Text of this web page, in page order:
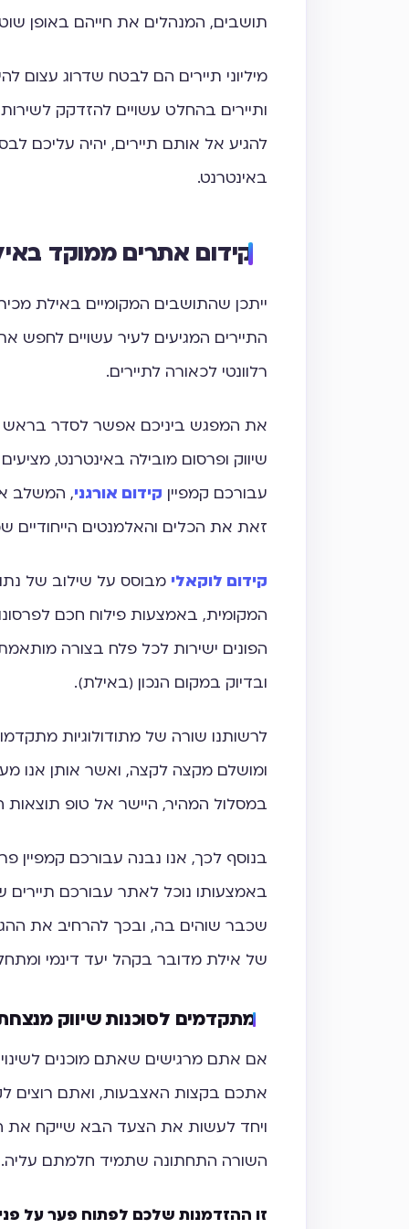
תושבים, המנהלים את חייהם באופן
מיליוני תיירים הם לבטח שדרוג עצום
ותיירים בהחלט עשויים להזדקק
להגיע אל אותם תיירים, יהיה
באינטרנט.
קידום אתרים ממוקד
ייתכן שהתושבים המקומיים באילת
התיירים המגיעים לעיר עשויים
רלוונטי לכאורה לתיירים.
את המפגש ביניכם אפשר לסדר בראש
שיווק ופרסום מובילה באינטרנט,
עבורכם קמפיין קידום אורגני, המשלב
זאת את הכלים והאלמנטים הייחודיים
קידום לוקאלי מבוסס על שילוב של
המקומית, באמצעות פילוח חכם
הפונים ישירות לכל פלח בצורה
ובדיוק במקום הנכון (באילת).
לרשותנו שורה של מתודולוגיות
ומושלם מקצה לקצה, ואשר אותן אנו
במסלול המהיר, היישר אל טופ תוצאות
בנוסף לכך, אנו נבנה עבורכם קמפיין
באמצעותו נוכל לאתר עבורכם תיירים
שכבר שוהים בה, ובכך להרחיב את
של אילת מדובר בקהל יעד דינמי
מתקדמים לסוכנות שיווק
אם אתם מרגישים שאתם מוכנים
אתכם בקצות האצבעות, ואתם רוצים
ויחד לעשות את הצעד הבא שייקח את
השורה התחתונה שתמיד חלמתם עליה.
זו ההזדמנות שלכם לפתוח פער על